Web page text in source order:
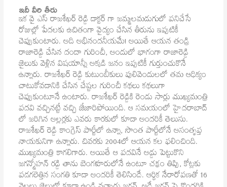
ఇదీ వీరి తీరు
ఇక వై ఎస్ రాజశేఖర్ రెడ్డి డాక్టర్ గా జమ్మలమడుగులో పనిచేసే
రోజుల్లో పేదలకు ఉచితంగా వైద్యం చేసిన తీరును ఇప్పటికీ
చెప్పుకుంటారు. అది అభినందనీయమే! అయితే ఆయన తండ్రి
రాజారెడ్డి చేసిన దందా గురించీ, అందులో భాగంగా రాజారెడ్డి
జైలుకు వెళ్లిన విషయాన్నీ అక్కడి జనం ఇప్పటికీ గుర్తుంచుకొనే
ఉన్నారు. రాజశేఖర్ రెడ్డి కుటుంబీకులు పులివెందులలో తమ ఆధిక్యం
చాటుకోవడానికి చేసిన చేష్టల గురించీ కథలు కథలుగా
చెప్పుకుంటూనే ఉంటారు. రాజశేఖర్ రెడ్డికి రెండు సార్లు ముఖ్యమంత్రి
పదవి వచ్చినట్టే వచ్చి జేజారిపోయింది. ఆ సమయంలో హైదరాబాద్
లో జరిగిన అల్లర్లకు ఎవరు కారకులో కూడా అందరికీ తెలుసు.
రాజశేఖర్ రెడ్డి కాంగ్రెస్ పార్టీలో ఉన్నా, సొంత పార్టీలోనే అసంతృప్త
నాయకునిగా ఉన్నారు. చివరకు 2004లో ఆయన కల ఫలించింది.
ముఖ్యమంత్రి కాగలిగారు. అయితే ఆ పదవినే అడ్డు పెట్టుకొని
జగన్మోహన్ రడ్డి తాను బెంగళూరులోనే ఉంటూ చక్రం తిప్పి, కోట్లకు
పడగలెత్తిన సంగతి కూడా అందరికీ తెలిసిందే. ఆర్థిక నేరారోపణతో 16